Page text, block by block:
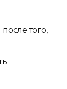
того,